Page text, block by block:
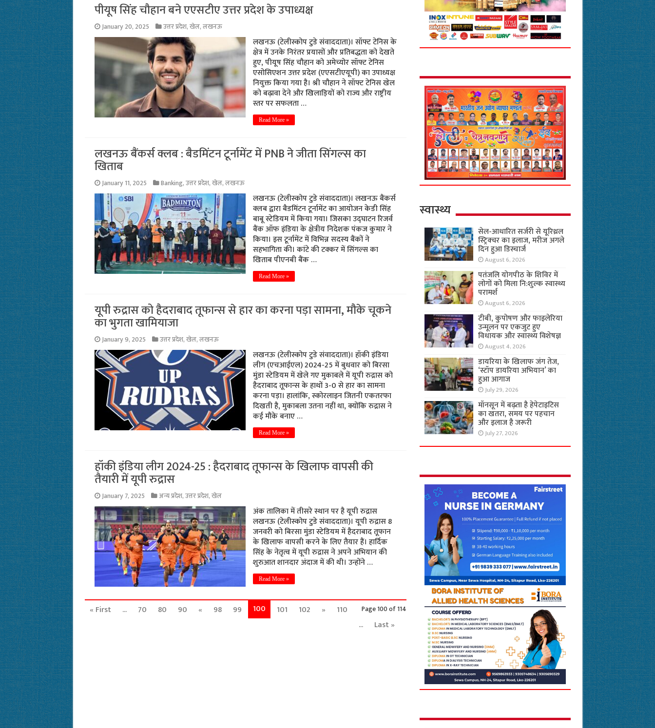
पीयूष सिंह चौहान बने एएसटीए उत्तर प्रदेश के उपाध्यक्ष
January 20, 2025 उत्तर प्रदेश,खेल,लखनऊ
लखनऊ (टेलीस्कोप टुडे संवाददाता)। सॉफ्ट टेनिस के
क्षेत्र में उनके निरंतर प्रयासों और प्रतिबद्धता को देखते
हुए, पीयूष सिंह चौहान को अमेच्योर सॉफ्ट टेनिस
एसोसिएशन उत्तर प्रदेश (एएसटीएयूपी) का उपाध्यक्ष
नियुक्त किया गया है। श्री चौहान ने सॉफ्ट टेनिस खेल
को बढ़ावा देने और खिलाड़ियों को राज्य और राष्ट्रीय
स्तर पर सफलता …
Read More »
लखनऊ बैंकर्स क्लब : बैडमिंटन टूर्नामेंट में PNB ने जीता सिंगल्स का
खिताब
January 11, 2025 Banking,उत्तर प्रदेश,खेल,लखनऊ
लखनऊ (टेलीस्कोप टुडे संवाददाता)। लखनऊ बैंकर्स
क्लब द्वारा बैडमिंटन टूर्नामेंट का आयोजन केडी सिंह
बाबू स्टेडियम में किया गया। जिसका उद्घाटन रिजर्व
बैंक ऑफ इंडिया के क्षेत्रीय निदेशक पंकज कुमार ने
किया। इस टूर्नामेंट में विभिन्न सदस्य बैंकों ने
सहभागिता की। कांटे की टक्कर में सिंगल्स का
खिताब पीएनबी बैंक …
Read More »
यूपी रुद्रास को हैदराबाद तूफान्स से हार का करना पड़ा सामना, मौके चूकने
का भुगता खामियाजा
January 9, 2025 उत्तर प्रदेश,खेल,लखनऊ
लखनऊ (टेलीस्कोप टुडे संवाददाता)। हॉकी इंडिया
लीग (एचआईएल) 2024-25 में बुधवार को बिरसा
मुंडा स्टेडियम में खेले गए मुकाबले में यूपी रुद्रास को
हैदराबाद तूफान्स के हाथों 3-0 से हार का सामना
करना पड़ा। हालांकि, स्कोरलाइन जितनी एकतरफा
दिखती है, मुकाबला उतना नहीं था, क्योंकि रुद्रास ने
कई मौके बनाए …
Read More »
हॉकी इंडिया लीग 2024-25 : हैदराबाद तूफान्स के खिलाफ वापसी की
तैयारी में यूपी रुद्रास
January 7, 2025 अन्य प्रदेश,उत्तर प्रदेश,खेल
अंक तालिका में तीसरे स्थान पर है यूपी रुद्रास
लखनऊ (टेलीस्कोप टुडे संवाददाता)। यूपी रुद्रास 8
जनवरी को बिरसा मुंडा स्टेडियम में हैदराबाद तूफान
के खिलाफ वापसी करने के लिए तैयार हैं। हार्दिक
सिंह के नेतृत्व में यूपी रुद्रास ने अपने अभियान की
शुरुआत शानदार अंदाज में की थी। उन्होंने …
Read More »
Page 100 of 114
« First ... 70 80 90 « 98 99 100 101 102 »
110
...
Last »
स्वास्थ्य
सेल-आधारित सर्जरी से यूरिथ्रल
स्ट्रिक्चर का इलाज, मरीज अगले
दिन हुआ डिस्चार्ज
August 6, 2026
पतंजलि योगपीठ के शिविर में
लोगों को मिला नि:शुल्क स्वास्थ्य
परामर्श
August 6, 2026
टीबी, कुपोषण और फाइलेरिया
उन्मूलन पर एकजुट हुए
विधायक और स्वास्थ्य विशेषज्ञ
August 4, 2026
डायरिया के खिलाफ जंग तेज,
‘स्टॉप डायरिया अभियान’ का
हुआ आगाज
July 29, 2026
मॉनसून में बढ़ता है हेपेटाइटिस
का खतरा, समय पर पहचान
और इलाज है जरूरी
July 27, 2026